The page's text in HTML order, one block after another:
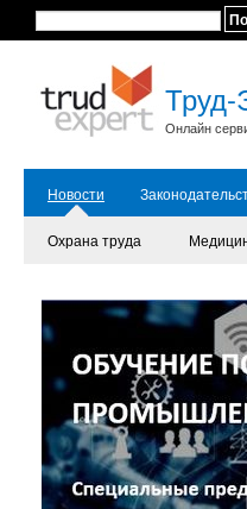
Труд-
Онлайн
Новости
Охрана труда